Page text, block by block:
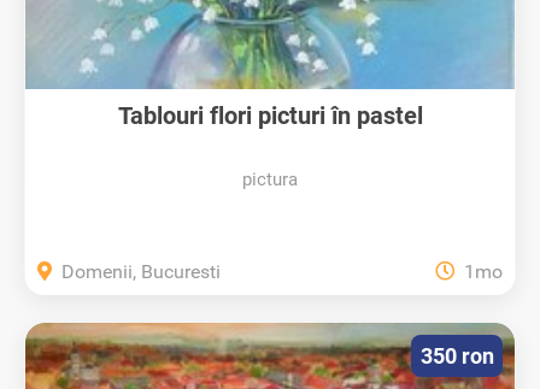
Tablouri flori picturi în pastel
pictura
Domenii, Bucuresti 1mo
350 ron